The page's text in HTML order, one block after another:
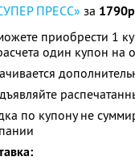
ПРЕСС» за
приобрести 1
один купон на
по купону не